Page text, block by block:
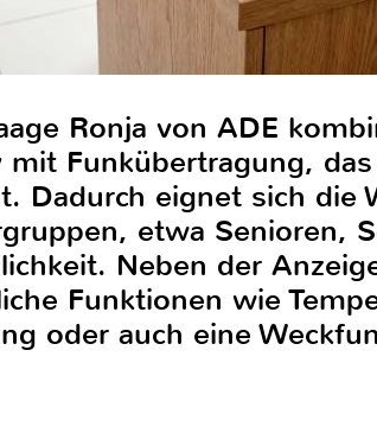
Ronja von ADE
Funkübertragung,
Dadurch eignet sich die
etwa Senioren,
Neben der
Funktionen wie
oder auch eine